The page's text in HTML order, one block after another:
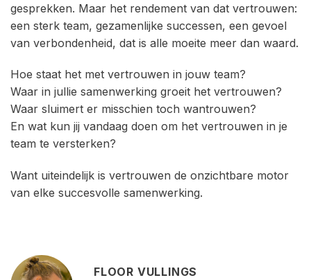
gesprekken. Maar het rendement van dat vertrouwen:
een sterk team, gezamenlijke successen, een gevoel
van verbondenheid, dat is alle moeite meer dan waard.
Hoe staat het met vertrouwen in jouw team?
Waar in jullie samenwerking groeit het vertrouwen?
Waar sluimert er misschien toch wantrouwen?
En wat kun jij vandaag doen om het vertrouwen in je
team te versterken?
Want uiteindelijk is vertrouwen de onzichtbare motor
van elke succesvolle samenwerking.
FLOOR VULLINGS